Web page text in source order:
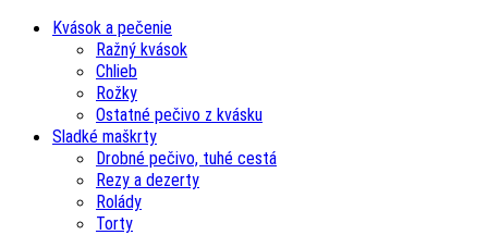
Kvások a pečenie
Ražný kvások
Chlieb
Rožky
Ostatné pečivo z kvásku
Sladké maškrty
Drobné pečivo, tuhé cestá
Rezy a dezerty
Rolády
Torty